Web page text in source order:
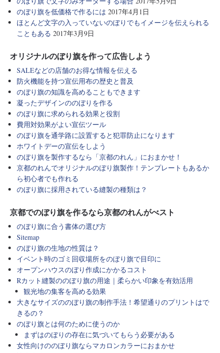
のぼり旗を低価格で作るには 2017年4月1日
ほとんど文字の入っていないのぼりでもイメージを伝えられる
こともある 2017年3月9日
オリジナルのぼり旗を作って広告しよう
SALEなどの店舗のお得な情報を伝える
防火機能を持つ宣伝用布の歴史と普及
のぼり旗の知識を高めることもできます
凝ったデザインののぼりを作る
のぼり旗に求められる効果と役割
費用対効果がよい宣伝ツール
のぼり旗を通学路に設置すると犯罪防止になります
ホワイトデーの宣伝をしよう
のぼり旗を製作するなら「京都のれん」におまかせ！
京都のれんでオリジナルのぼり旗製作！テンプレートもあるか
ら初心者でも作れる
のぼり旗に採用されている縫製の種類は？
京都でのぼり旗を作るなら京都のれんがべスト
のぼり旗に合う書体の選び方
Sitemap
のぼり旗の生地の性質は？
イベント時のゴミ回収場所をのぼり旗で目印に
オープンハウスのぼり作成にかかるコスト
Rカット縫製ののぼり旗の用途｜柔らかい印象を有効活用
観光地の集客を高める効果
大きなサイズののぼり旗の制作手法！希望通りのプリントはで
きるの？
のぼり旗とは何のために使うのか
まずはのぼりの存在に気づいてもらう必要がある
女性向けののぼり旗ならマカロンカラーにおまかせ